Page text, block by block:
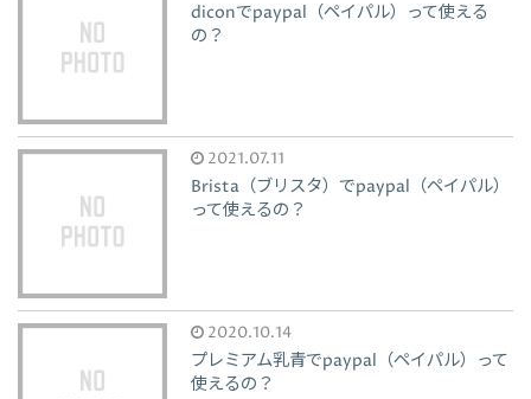
diconでpaypal（ペイパル）って使える
の？
2021.07.11
Brista（ブリスタ）でpaypal（ペイパル）
って使えるの？
2020.10.14
プレミアム乳青でpaypal（ペイパル）って
使えるの？